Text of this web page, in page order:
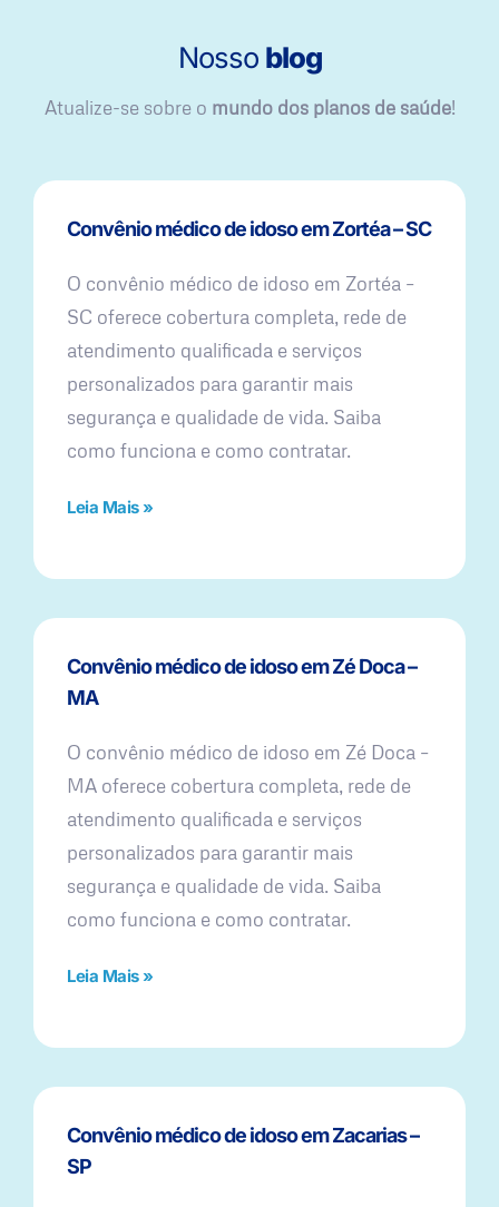
Nosso blog
Atualize-se sobre o mundo dos planos de saúde!
Convênio médico de idoso em Zortéa – SC
O convênio médico de idoso em Zortéa –
SC oferece cobertura completa, rede de
atendimento qualificada e serviços
personalizados para garantir mais
segurança e qualidade de vida. Saiba
como funciona e como contratar.
Leia Mais »
Convênio médico de idoso em Zé Doca –
MA
O convênio médico de idoso em Zé Doca –
MA oferece cobertura completa, rede de
atendimento qualificada e serviços
personalizados para garantir mais
segurança e qualidade de vida. Saiba
como funciona e como contratar.
Leia Mais »
Convênio médico de idoso em Zacarias –
SP